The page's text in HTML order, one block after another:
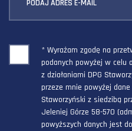
PODAJ ADRES E-MAIL
* Wyrażam zgodę na
podanych powyżej w celu
z działaniami DPG
przeze mnie powyżej
Staworzyński z siedzibą
Jeleniej Górze 58-570
powyższych danych jest